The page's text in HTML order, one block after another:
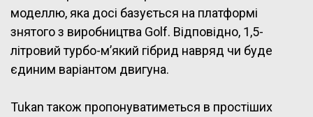
моделлю, яка досі базується на платформі
знятого з виробництва Golf. Відповідно, 1,5-
літровий турбо-м’який гібрид навряд чи буде
єдиним варіантом двигуна.
Tukan також пропонуватиметься в простіших